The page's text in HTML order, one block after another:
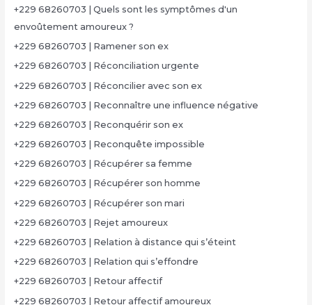
+229 68260703 | Quels sont les symptômes d'un
envoûtement amoureux ?
+229 68260703 | Ramener son ex
+229 68260703 | Réconciliation urgente
+229 68260703 | Réconcilier avec son ex
+229 68260703 | Reconnaître une influence négative
+229 68260703 | Reconquérir son ex
+229 68260703 | Reconquête impossible
+229 68260703 | Récupérer sa femme
+229 68260703 | Récupérer son homme
+229 68260703 | Récupérer son mari
+229 68260703 | Rejet amoureux
+229 68260703 | Relation à distance qui s’éteint
+229 68260703 | Relation qui s’effondre
+229 68260703 | Retour affectif
+229 68260703 | Retour affectif amoureux